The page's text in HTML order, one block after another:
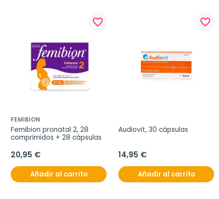
favorite_border
FEMIBION
Femibion pronatal 2, 28
comprimidos + 28 cápsulas
20,95 €
Añadir al carrito
favorite_border
Audiovit, 30 cápsulas
14,95 €
Añadir al carrito